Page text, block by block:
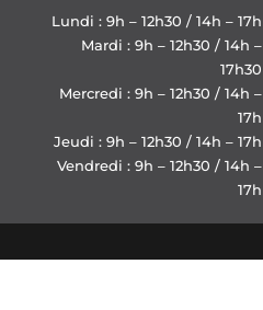
Lundi : 9h – 12h30 / 14h – 17h
Mardi : 9h – 12h30 / 14h –
17h30
Mercredi : 9h – 12h30 / 14h –
17h
Jeudi : 9h – 12h30 / 14h – 17h
Vendredi : 9h – 12h30 / 14h –
17h